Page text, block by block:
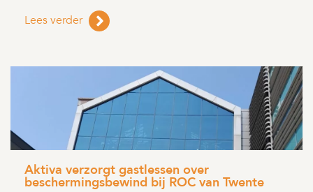
Lees verder
Aktiva verzorgt gastlessen over
beschermingsbewind bij ROC van Twente